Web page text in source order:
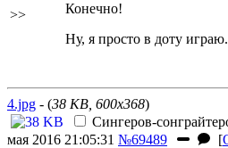
>>
Конечно!
Ну, я просто в доту
4.jpg - (38 KB, 600x368)
Сингеров-
мая 2016 21:05:31 №69489 [